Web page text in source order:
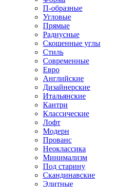
П-образные
Угловые
Прямые
Радиусные
Скошенные углы
Стиль
Современные
Евро
Английские
Дизайнерские
Итальянские
Кантри
Классические
Лофт
Модерн
Прованс
Неоклассика
Минимализм
Под старину
Скандинавские
Элитные